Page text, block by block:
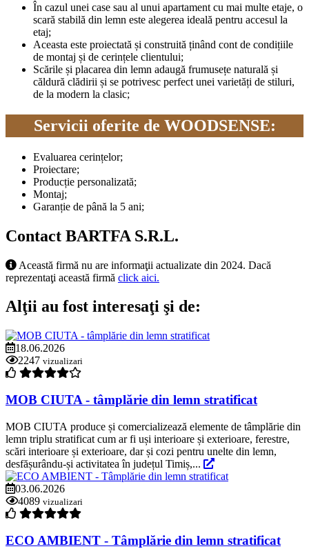
În cazul unei case sau al unui apartament cu mai multe etaje, o
scară stabilă din lemn este alegerea ideală pentru accesul la
etaj;
Aceasta este proiectată și construită ținând cont de condițiile
de montaj și de cerințele clientului;
Scările și placarea din lemn adaugă frumusețe naturală și
căldură clădirii și se potrivesc perfect unei varietăți de stiluri,
de la modern la clasic;
Servicii oferite de WOODSENSE:
Evaluarea cerințelor;
Proiectare;
Producție personalizată;
Montaj;
Garanție de până la 5 ani;
Contact BARTFA S.R.L.
Această firmă nu are informaţii actualizate din 2024. Dacă
reprezentaţi această firmă click aici.
Alţii au fost interesaţi şi de:
18.06.2026
2247 vizualizari
MOB CIUTA - tâmplărie din lemn stratificat
MOB CIUTA produce și comercializează elemente de tâmplărie din
lemn triplu stratificat cum ar fi uși interioare și exterioare, ferestre,
scări interioare și exterioare, dar și cozi pentru unelte din lemn,
desfășurându-și activitatea în județul Timiș,...
03.06.2026
4089 vizualizari
ECO AMBIENT - Tâmplărie din lemn stratificat